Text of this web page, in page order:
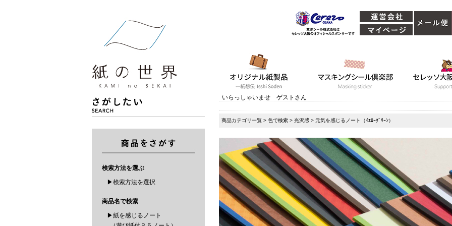
検索方法を選ぶ
▶検索方法を選択
商品名で検索
▶紙を感じるノート
いらっしゃいませ ゲストさん
商品カテゴリ一覧 > 色で検索 > 光沢感 > 元気を感じるノート（ｲｴﾛｰｸﾞﾘｰﾝ）